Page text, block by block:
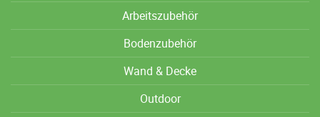
Arbeitszubehör
Bodenzubehör
Wand & Decke
Outdoor